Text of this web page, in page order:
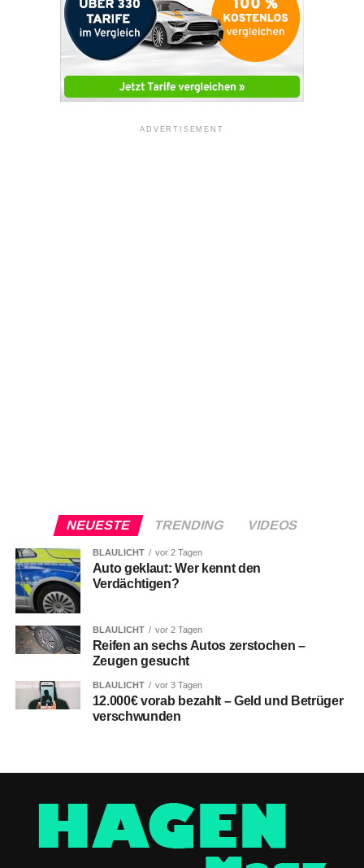
ADVERTISEMENT
NEUESTE TRENDING VIDEOS
BLAULICHT vor 2 Tagen
Auto geklaut: Wer kennt den
Verdächtigen?
BLAULICHT vor 2 Tagen
Reifen an sechs Autos zerstochen –
Zeugen gesucht
BLAULICHT vor 3 Tagen
12.000€ vorab bezahlt – Geld und Betrüger
verschwunden